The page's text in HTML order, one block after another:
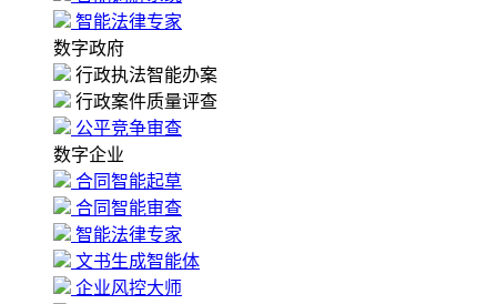
智能法律专家
数字政府
行政执法智能办案
行政案件质量评查
公平竞争审查
数字企业
合同智能起草
合同智能审查
智能法律专家
文书生成智能体
企业风控大师